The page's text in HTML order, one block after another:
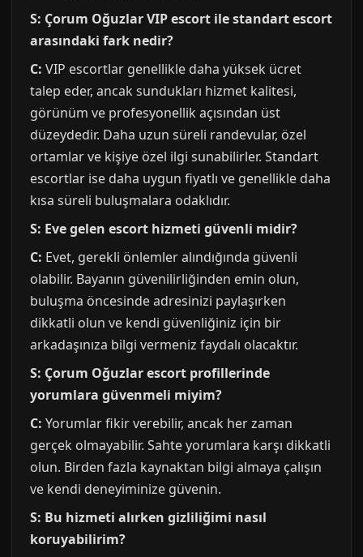
S: Çorum Oğuzlar VIP escort ile standart escort
arasındaki fark nedir?
C: VIP escortlar genellikle daha yüksek ücret
talep eder, ancak sundukları hizmet kalitesi,
görünüm ve profesyonellik açısından üst
düzeydedir. Daha uzun süreli randevular, özel
ortamlar ve kişiye özel ilgi sunabilirler. Standart
escortlar ise daha uygun fiyatlı ve genellikle daha
kısa süreli buluşmalara odaklıdır.
S: Eve gelen escort hizmeti güvenli midir?
C: Evet, gerekli önlemler alındığında güvenli
olabilir. Bayanın güvenilirliğinden emin olun,
buluşma öncesinde adresinizi paylaşırken
dikkatli olun ve kendi güvenliğiniz için bir
arkadaşınıza bilgi vermeniz faydalı olacaktır.
S: Çorum Oğuzlar escort profillerinde
yorumlara güvenmeli miyim?
C: Yorumlar fikir verebilir, ancak her zaman
gerçek olmayabilir. Sahte yorumlara karşı dikkatli
olun. Birden fazla kaynaktan bilgi almaya çalışın
ve kendi deneyiminize güvenin.
S: Bu hizmeti alırken gizliliğimi nasıl
koruyabilirim?